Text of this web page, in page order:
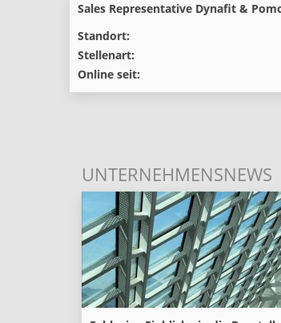
Sales Representative Dynafit &
Standort:
Stellenart:
Online seit:
UNTERNEHMENSNEWS